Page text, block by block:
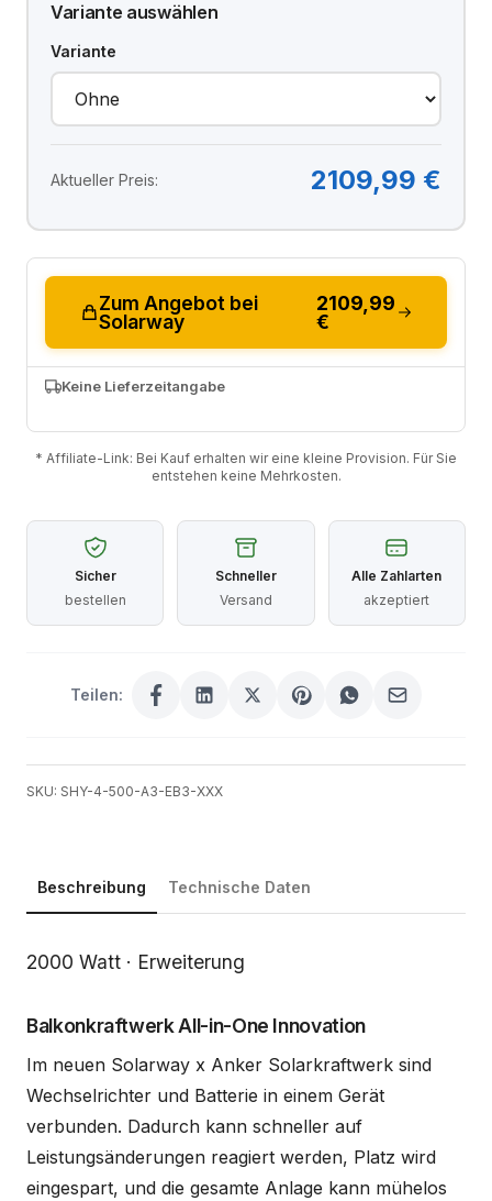
Variante auswählen
Variante
Aktueller Preis: 2109,99 €
Zum Angebot bei
Solarway
2109,99
€
Keine Lieferzeitangabe
* Affiliate-Link: Bei Kauf erhalten wir eine kleine Provision. Für Sie
entstehen keine Mehrkosten.
Sicher
bestellen
Schneller
Versand
Alle Zahlarten
akzeptiert
Teilen:
SKU: SHY-4-500-A3-EB3-XXX
Beschreibung Technische Daten
Beschreibung
2000 Watt · Erweiterung
Balkonkraftwerk All-in-One Innovation
Im neuen Solarway x Anker Solarkraftwerk sind
Wechselrichter und Batterie in einem Gerät
verbunden. Dadurch kann schneller auf
Leistungsänderungen reagiert werden, Platz wird
eingespart, und die gesamte Anlage kann mühelos